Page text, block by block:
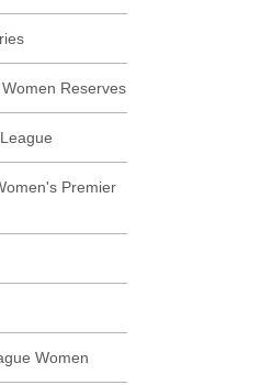
Reserves
Premier
Women